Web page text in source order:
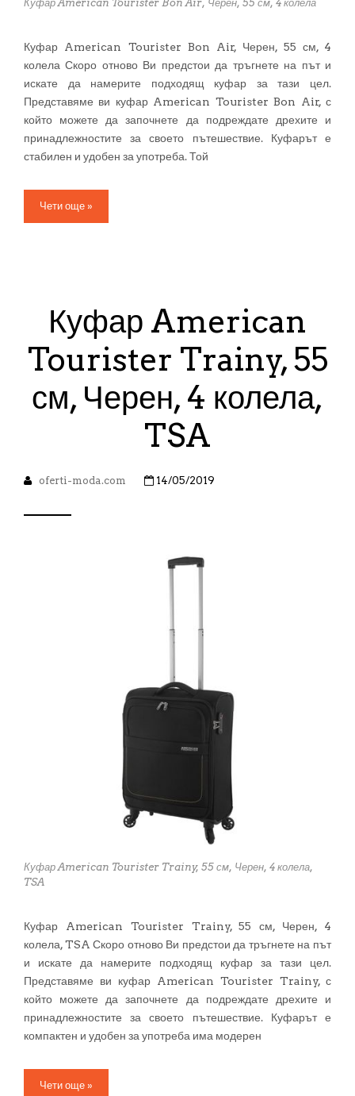
Куфар American Tourister Bon Air, Черен, 55 см, 4 колела
Куфар American Tourister Bon Air, Черен, 55 см, 4
колела Скоро отново Ви предстои да тръгнете на път и
искате да намерите подходящ куфар за тази цел.
Представяме ви куфар American Tourister Bon Air, с
който можете да започнете да подреждате дрехите и
принадлежностите за своето пътешествие. Куфарът е
стабилен и удобен за употреба. Той
Чети още »
Куфар American
Tourister Trainy, 55
см, Черен, 4 колела,
TSA
oferti-moda.com 14/05/2019
Куфар American Tourister Trainy, 55 см, Черен, 4 колела,
TSA
Куфар American Tourister Trainy, 55 см, Черен, 4
колела, TSA Скоро отново Ви предстои да тръгнете на път
и искате да намерите подходящ куфар за тази цел.
Представяме ви куфар American Tourister Trainy, с
който можете да започнете да подреждате дрехите и
принадлежностите за своето пътешествие. Куфарът е
компактен и удобен за употреба има модерен
Чети още »